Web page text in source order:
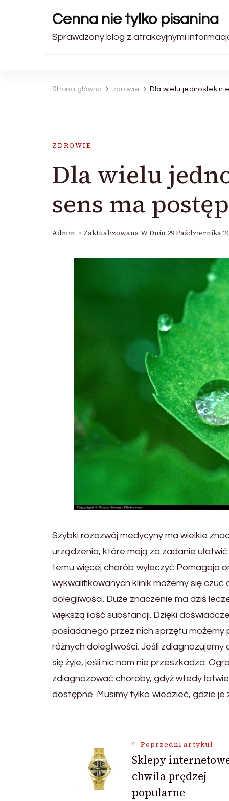
Cenna nie tylko pisanina
Sprawdzony blog z atrakcyjnymi
Strona główna zdrowie Dla wielu jednostek
ZDROWIE
Dla wielu
sens ma
Admin Zaktualizowana W Dniu 29 Października
Szybki rozozwój medycyny ma wielkie
urządzenia, które mają za zadanie
temu więcej chorób wyleczyć Pomagaja
wykwalifikowanych klinik możemy się
dolegliwości. Duże znaczenie ma dziś
większą ilość substancji. Dzięki
posiadanego przez nich sprzętu
różnych dolegliwości. Jeśli
się żyje, jeśli nic nam nie przeszkadza.
zdiagnozować choroby, gdyż wtedy
dostępne. Musimy tylko wiedzieć, gdzie je
Nawigacja
wpisu
Poprzedni artykuł
Sklepy
chwila prędzej
popularne